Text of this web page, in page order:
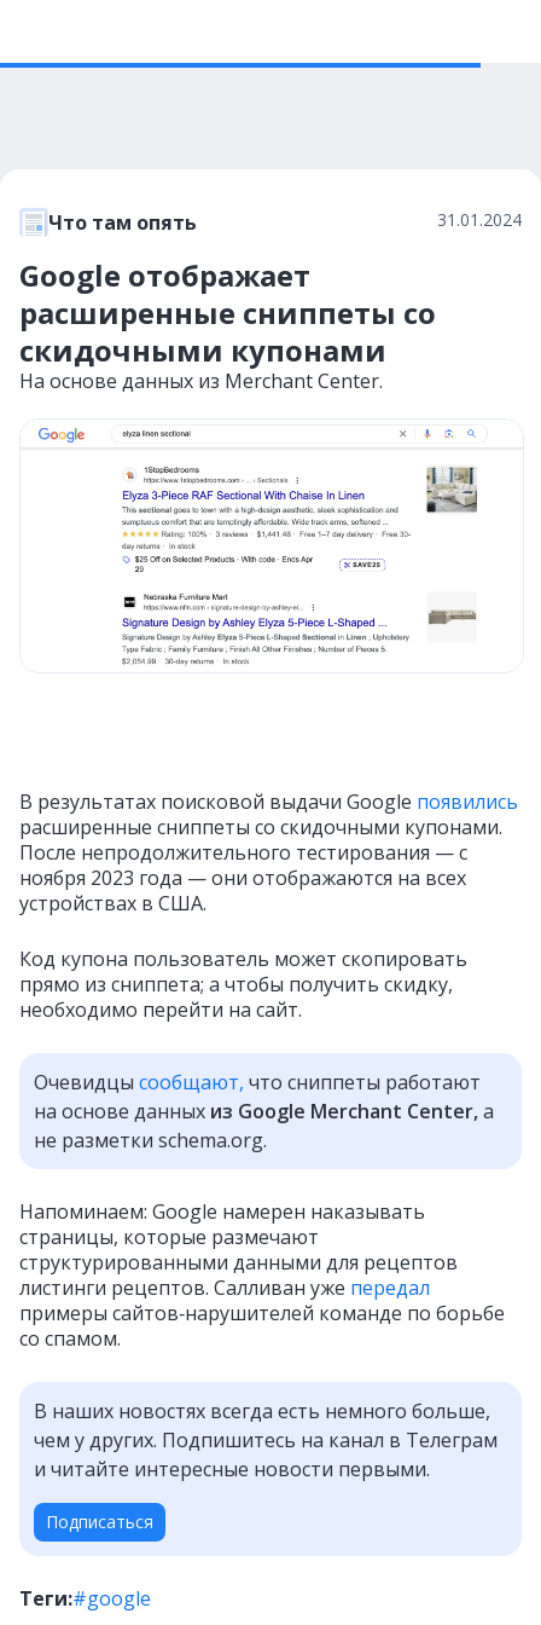
Что там опять 31.01.2024
Google отображает
расширенные сниппеты со
скидочными купонами
На основе данных из Merchant Center.
В результатах поисковой выдачи Google появились
расширенные сниппеты со скидочными купонами.
После непродолжительного тестирования — с
ноября 2023 года — они отображаются на всех
устройствах в США.
Код купона пользователь может скопировать
прямо из сниппета; а чтобы получить скидку,
необходимо перейти на сайт.
Очевидцы сообщают, что сниппеты работают
на основе данных из Google Merchant Center,а
не разметки schema.org.
Напоминаем: Google намерен наказывать
страницы, которые размечают
структурированными данными для рецептов
листинги рецептов. Салливан уже передал
примеры сайтов‑нарушителей команде по борьбе
со спамом.
В наших новостях всегда есть немного больше,
чем у других. Подпишитесь на канал в Телеграм
и читайте интересные новости первыми.
Подписаться
Теги:#google